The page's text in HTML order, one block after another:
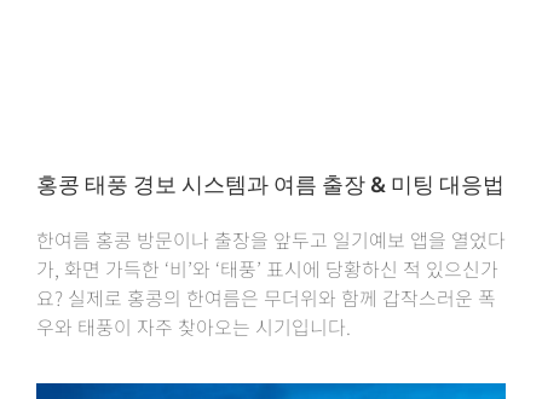
홍콩 태풍 경보 시스템과 여름 출장 & 미팅 대응법
한여름 홍콩 방문이나 출장을 앞두고 일기예보 앱을 열었다
가, 화면 가득한 ‘비’와 ‘태풍’ 표시에 당황하신 적 있으신가
요? 실제로 홍콩의 한여름은 무더위와 함께 갑작스러운 폭
우와 태풍이 자주 찾아오는 시기입니다.